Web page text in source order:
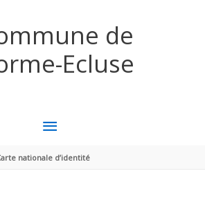
de
Ecluse
MENU
PRINCIPAL
nationale d’identité